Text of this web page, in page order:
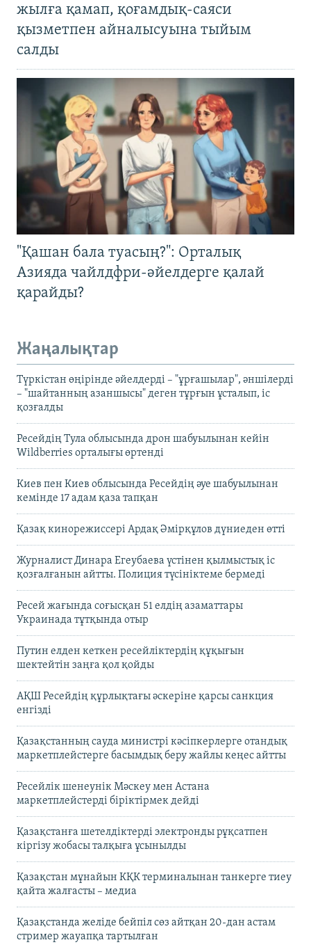
жылға қамап, қоғамдық-саяси
қызметпен айналысуына тыйым
салды
"Қашан бала туасың?": Орталық
Азияда чайлдфри-әйелдерге қалай
қарайды?
Жаңалықтар
Түркістан өңірінде әйелдерді – "ұрғашылар", әншілерді
– "шайтанның азаншысы" деген тұрғын ұсталып, іс
қозғалды
Ресейдің Тула облысында дрон шабуылынан кейін
Wildberries орталығы өртенді
Киев пен Киев облысында Ресейдің әуе шабуылынан
кемінде 17 адам қаза тапқан
Қазақ кинорежиссері Ардақ Әмірқұлов дүниеден өтті
Журналист Динара Егеубаева үстінен қылмыстық іс
қозғалғанын айтты. Полиция түсініктеме бермеді
Ресей жағында соғысқан 51 елдің азаматтары
Украинада тұтқында отыр
Путин елден кеткен ресейліктердің құқығын
шектейтін заңға қол қойды
АҚШ Ресейдің құрлықтағы әскеріне қарсы санкция
енгізді
Қазақстанның сауда министрі кәсіпкерлерге отандық
маркетплейстерге басымдық беру жайлы кеңес айтты
Ресейлік шенеунік Мәскеу мен Астана
маркетплейстерді біріктірмек дейді
Қазақстанға шетелдіктерді электронды рұқсатпен
кіргізу жобасы талқыға ұсынылды
Қазақстан мұнайын КҚК терминалынан танкерге тиеу
қайта жалғасты – медиа
Қазақстанда желіде бейпіл сөз айтқан 20-дан астам
стример жауапқа тартылған